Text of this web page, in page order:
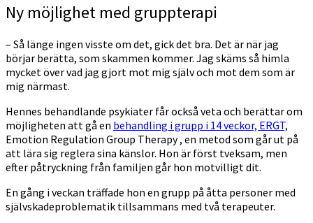
Ny möjlighet med gruppterapi
– Så länge ingen visste om det, gick det bra. Det är när jag
börjar berätta, som skammen kommer. Jag skäms så himla
mycket över vad jag gjort mot mig själv och mot dem som är
mig närmast.
Hennes behandlande psykiater får också veta och berättar om
möjligheten att gå en behandling i grupp i 14 veckor, ERGT,
Emotion Regulation Group Therapy , en metod som går ut på
att lära sig reglera sina känslor. Hon är först tveksam, men
efter påtryckning från familjen går hon motvilligt dit.
En gång i veckan träffade hon en grupp på åtta personer med
självskadeproblematik tillsammans med två terapeuter.